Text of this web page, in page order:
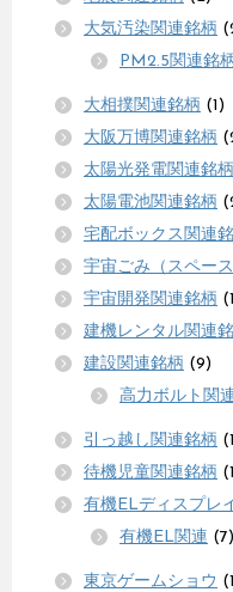
大気汚染関連銘柄
PM2.5関連銘
大相撲関連銘柄 (1)
大阪万博関連銘柄
太陽光発電関連銘柄
太陽電池関連銘柄
宅配ボックス関連
宇宙ごみ（スペー
宇宙開発関連銘柄
建機レンタル関連
建設関連銘柄 (9)
高力ボルト関
引っ越し関連銘柄
待機児童関連銘柄
有機ELディスプレ
有機EL関連 (7)
東京ゲームショウ